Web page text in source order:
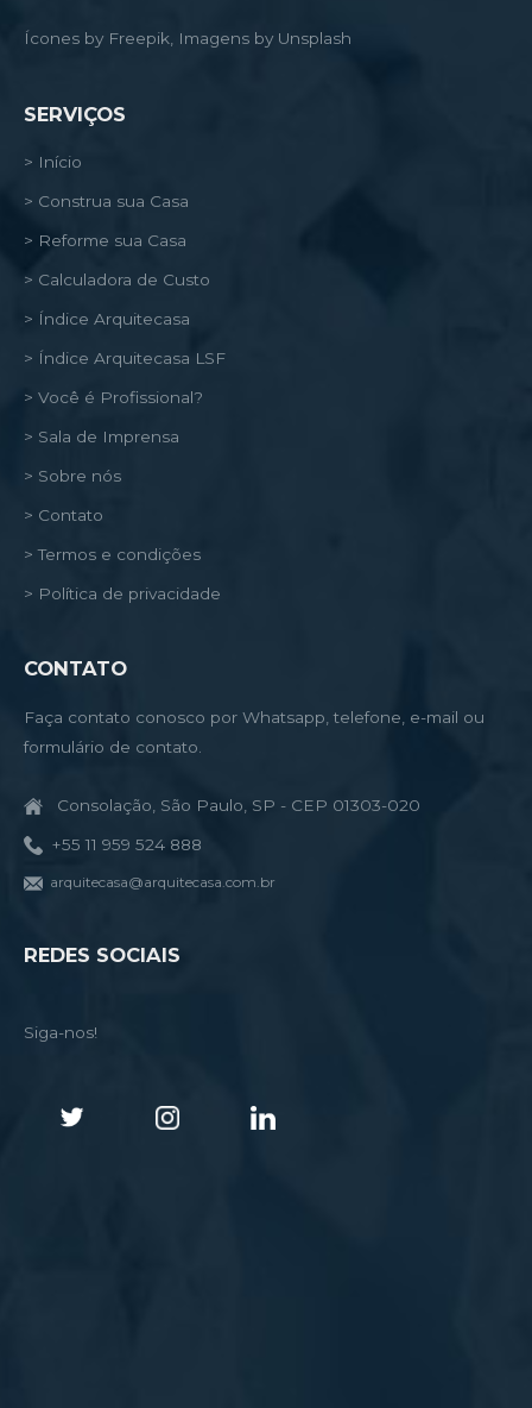
Ícones by Freepik, Imagens by Unsplash
SERVIÇOS
> Início
> Construa sua Casa
> Reforme sua Casa
> Calculadora de Custo
> Índice Arquitecasa
> Índice Arquitecasa LSF
> Você é Profissional?
> Sala de Imprensa
> Sobre nós
> Contato
> Termos e condições
> Política de privacidade
CONTATO
Faça contato conosco por Whatsapp, telefone, e-mail ou
formulário de contato.
Consolação, São Paulo, SP - CEP 01303-020
+55 11 959 524 888
arquitecasa@arquitecasa.com.br
REDES SOCIAIS
Siga-nos!